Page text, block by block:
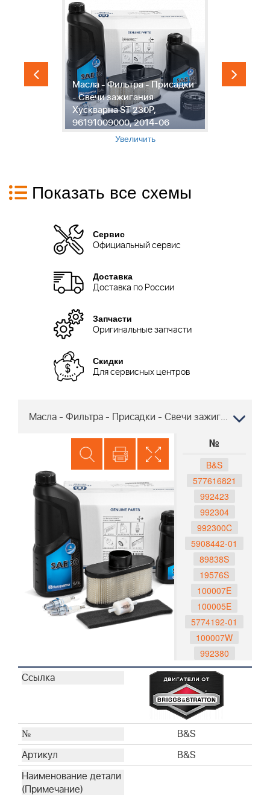
Масла - Фильтра - Присадки
- Свечи зажигания
Хускварна ST 230P,
96191009000, 2014-06
Увеличить
Показать все схемы
Сервис
Официальный сервис
Доставка
Доставка по России
Запчасти
Оригинальные запчасти
Скидки
Для сервисных центров
Масла - Фильтра - Присадки - Свечи зажигания Хускварна ST 230P, 96191009000, 2014-06
№
B&S
577616821
992423
992304
992300C
5908442-01
89838S
19576S
100007E
100005E
5774192-01
100007W
992380
992381
795161
992419
992417
992416
491588S
B&S
B&S